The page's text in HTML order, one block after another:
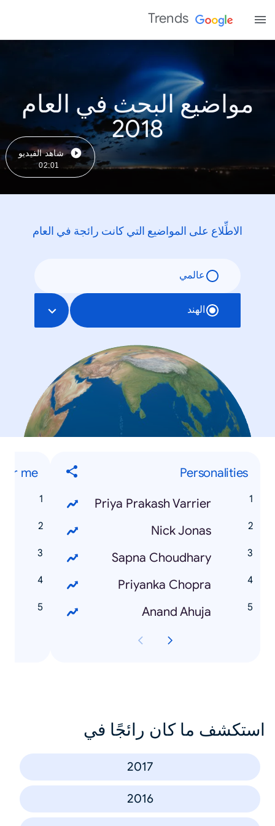
Trends
مواضيع البحث في العام
2018
شاهد الفيديو
02:01
الاطِّلاع على المواضيع التي كانت رائجة في العام
عالمي
الهند
Personalities
Priya Prakash Varrier
Nick Jonas
Sapna Choudhary
Priyanka Chopra
Anand Ahuja
me
استكشف ما كان رائجًا في
2017
2016